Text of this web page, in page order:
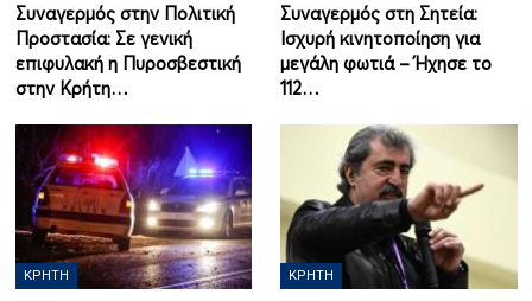
Συναγερμός στην Πολιτική
Προστασία: Σε γενική
επιφυλακή η Πυροσβεστική
στην Κρήτη…
Συναγερμός στη Σητεία:
Ισχυρή κινητοποίηση για
μεγάλη φωτιά – Ήχησε το
112…
ΚΡΉΤΗ ΚΡΉΤΗ